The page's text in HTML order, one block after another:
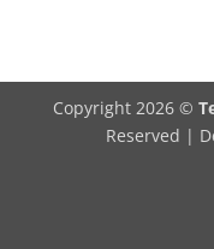
Copyright 2026 ©
Reserved |